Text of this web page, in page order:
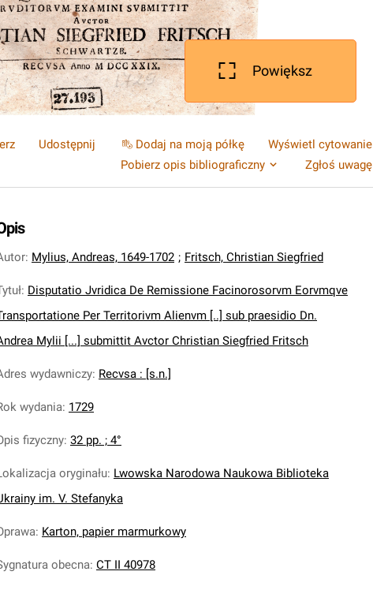
Powiększ
Udostępnij Dodaj na moją półkę
Wyświetl cytowanie
Pobierz opis bibliograficzny
Zgłoś uwagę
: Mylius, Andreas, 1649-1702 ; Fritsch, Christian Siegfried
: Disputatio Jvridica De Remissione Facinorosorvm Eorvmqve
Per Territorivm Alienvm [..] sub praesidio Dn.
Mylii [...] submittit Avctor Christian Siegfried Fritsch
wydawniczy: Recvsa : [s.n.]
wydania: 1729
fizyczny: 32 pp. ; 4°
oryginału: Lwowska Narodowa Naukowa Biblioteka
im. V. Stefanyka
: Karton, papier marmurkowy
obecna: CT II 40978